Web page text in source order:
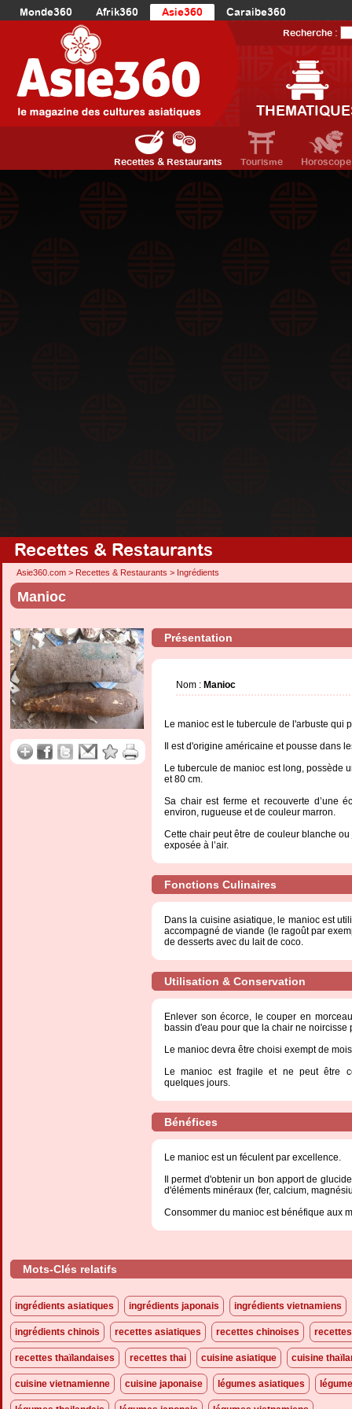
Monde360 Afrik360 Asie360
Caraibe360
Europe360
AmériqueDuNord360
Océanie360
Recherche :
Recettes & Restaurants Tourisme Horoscope
Recettes & Restaurants
Asie360.com > Recettes & Restaurants > Ingrédients
Manioc
Présentation
Nom : Manioc
Le manioc est le tubercule de l'arbuste qui
Il est d'origine américaine et pousse dans
Le tubercule de manioc est long, possède
et 80 cm.
Sa chair est ferme et recouverte d’une
environ, rugueuse et de couleur marron.
Cette chair peut être de couleur blanche
exposée à l’air.
Fonctions Culinaires
Dans la cuisine asiatique, le manioc est
accompagné de viande (le ragoût par
de desserts avec du lait de coco.
Utilisation & Conservation
Enlever son écorce, le couper en
bassin d'eau pour que la chair ne noircisse
Le manioc devra être choisi exempt de
Le manioc est fragile et ne peut être
quelques jours.
Bénéfices
Le manioc est un féculent par excellence.
Il permet d'obtenir un bon apport de
d'éléments minéraux (fer, calcium,
Consommer du manioc est bénéfique aux
Mots-Clés relatifs
ingrédients asiatiques ingrédients japonais ingrédients vietnamiens
ingrédients chinois recettes asiatiques recettes chinoises
recettes thaïlandaises recettes thai cuisine asiatique cuisine
cuisine vietnamienne cuisine japonaise légumes asiatiques